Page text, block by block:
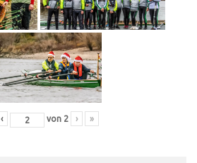
‹ von 2 › »